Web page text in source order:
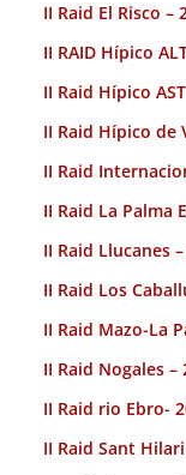
II Raid El Risco –
II RAID Hípico
II Raid Hípico
II Raid Hípico de
II Raid
II Raid La Palma
II Raid Llucanes –
II Raid Los
II Raid Mazo-La
II Raid Nogales –
II Raid rio Ebro-
II Raid Sant